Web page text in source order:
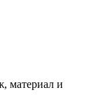
материал и